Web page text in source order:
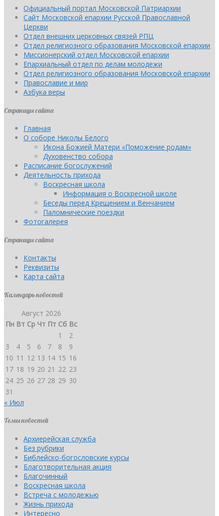
Официальный портал Московской Патриархии
Сайт Московской епархии Русской Православной
Церкви
Отдел внешних церковных связей РПЦ
Отдел религиозного образования Московской епархии
Миссионерский отдел Московской епархии
Епархиальный отдел по делам молодежи
Отдел религиозного образования Московской епархии
Православие и мир
Азбука веры
Страницы сайта
Главная
О соборе Николы Белого
Икона Божией Матери «Поможение родам»
Духовенство собора
Расписание богослужений
Деятельность прихода
Воскресная школа
Информация о Воскресной школе
Беседы перед Крещением и Венчанием
Паломнические поездки
Фотогалерея
Страницы сайта
Контакты
Реквизиты
Карта сайта
Календарь новостей
Август 2026
Пн Вт Ср Чт Пт Сб Вс
1
2
3
4 5 6 7 8
9
10 11 12 13 14 15 16
17 18 19 20 21 22 23
24 25 26 27 28 29 30
31
« Июл
Темы новостей
Архиерейская служба
Без рубрики
Библейско-богословские курсы
Благотворительная акция
Благочинный
Воскресная школа
Встреча с молодежью
Жизнь прихода
Интересно